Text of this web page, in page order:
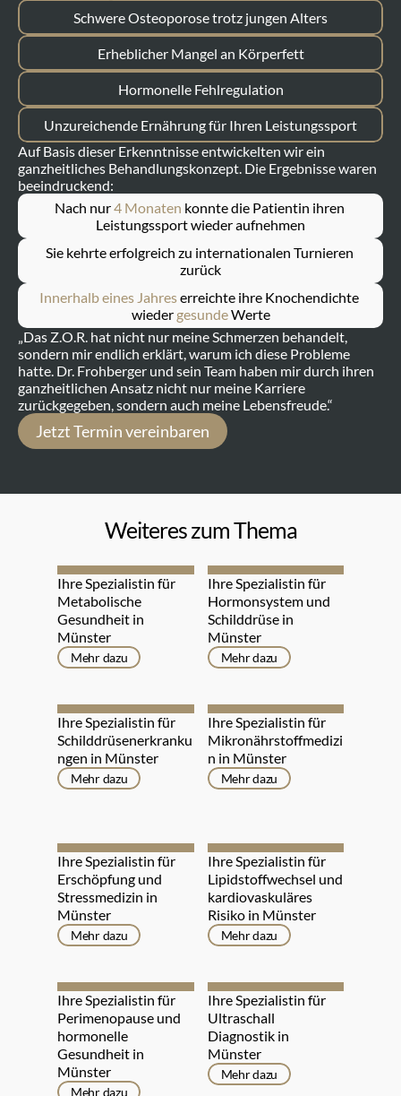
Schwere Osteoporose trotz jungen Alters
Erheblicher Mangel an Körperfett
Hormonelle Fehlregulation
Unzureichende Ernährung für Ihren Leistungssport
Auf Basis dieser Erkenntnisse entwickelten wir ein
ganzheitliches Behandlungskonzept. Die Ergebnisse waren
beeindruckend:
Nach nur 4 Monaten konnte die Patientin ihren
Leistungssport wieder aufnehmen
Sie kehrte erfolgreich zu internationalen Turnieren
zurück
Innerhalb eines Jahres erreichte ihre Knochendichte
wieder gesunde Werte
„Das Z.O.R. hat nicht nur meine Schmerzen behandelt,
sondern mir endlich erklärt, warum ich diese Probleme
hatte. Dr. Frohberger und sein Team haben mir durch ihren
ganzheitlichen Ansatz nicht nur meine Karriere
zurückgegeben, sondern auch meine Lebensfreude.“
Jetzt Termin vereinbaren
Weiteres zum Thema
Ihre Spezialistin für
Metabolische
Gesundheit in
Münster
Mehr dazu
Ihre Spezialistin für
Hormonsystem und
Schilddrüse in
Münster
Mehr dazu
Ihre Spezialistin für
Schilddrüsenerkranku
ngen in Münster
Mehr dazu
Ihre Spezialistin für
Mikronährstoffmedizi
n in Münster
Mehr dazu
Ihre Spezialistin für
Erschöpfung und
Stressmedizin in
Münster
Mehr dazu
Ihre Spezialistin für
Lipidstoffwechsel und
kardiovaskuläres
Risiko in Münster
Mehr dazu
Ihre Spezialistin für
Perimenopause und
hormonelle
Gesundheit in
Münster
Mehr dazu
Ihre Spezialistin für
Ultraschall
Diagnostik in
Münster
Mehr dazu